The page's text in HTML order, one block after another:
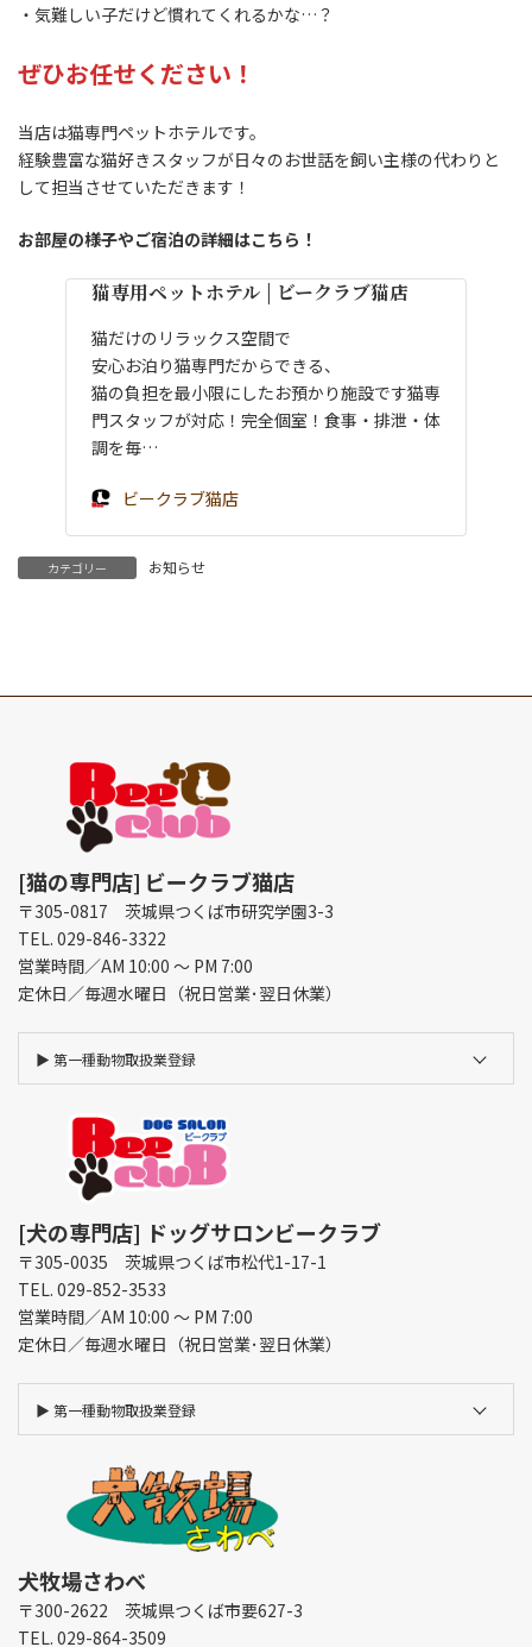
・気難しい子だけど慣れてくれるかな…？
ぜひお任せください！
当店は猫専門ペットホテルです。
経験豊富な猫好きスタッフが日々のお世話を飼い主様の代わりと
して担当させていただきます！
お部屋の様子やご宿泊の詳細はこちら！
猫専用ペットホテル | ビークラブ猫店
猫だけのリラックス空間で
安心お泊り猫専門だからできる、
猫の負担を最小限にしたお預かり施設です猫専
門スタッフが対応！完全個室！食事・排泄・体
調を毎…
ビークラブ猫店
カテゴリー お知らせ
[猫の専門店] ビークラブ猫店
〒305-0817 茨城県つくば市研究学園3-3
TEL. 029-846-3322
営業時間／AM 10:00 ～ PM 7:00
定休日／毎週水曜日（祝日営業･翌日休業）
▶︎ 第一種動物取扱業登録
[犬の専門店] ドッグサロンビークラブ
〒305-0035 茨城県つくば市松代1-17-1
TEL. 029-852-3533
営業時間／AM 10:00 ～ PM 7:00
定休日／毎週水曜日（祝日営業･翌日休業）
▶︎ 第一種動物取扱業登録
犬牧場さわべ
〒300-2622 茨城県つくば市要627-3
TEL. 029-864-3509